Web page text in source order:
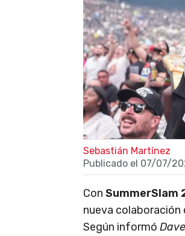
Sebastián Martínez
Publicado el 07/07/
Con SummerSlam
nueva colaboración
Según informó